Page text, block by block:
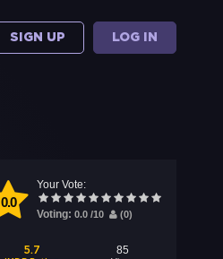
SIGN UP LOG IN
0.0
Your Vote:
Voting: 0.0 /10 (0)
5.7 85